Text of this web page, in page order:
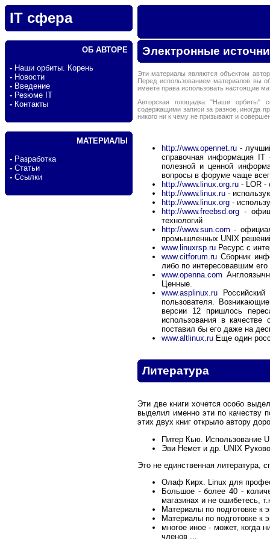
IT сфера
ОБ АВТОРЕ
- Наши орбиты. Корень
- Новости
- Введение
- Резюме IT
- Контакты
МАТЕРИАЛЫ
- Разработка
- Статьи
- Ссылки
Электронные
Эти материалы являются объектом
Перед использованием материалов вы
имеете права использовать настоящие
Авторская площадка "Наши орбиты"
содержащими записи за разное, иногда
никого ни к чему не призывают и
http://www.opennet.ru -
справочная информация
полезной и ценной
вопросы в форуме чаще
http://www.linux.org.ru - LOR -
http://www.linux.ru -
http://www.linux.org -
http://www.freebsd.org -
технологий
http://www.sun.com -
промышленных UNIX
www.linuxrsp.ru Ресурс с
www.citforum.ru Сборник
либо по интересовавшим
www.openna.com
Ценные.
www.asplinux.ru
пользователя.
версии 12 пришлось
использования в
поставил бы его даже на
www.altlinux.ru Еще один
Литература
Эти две книги хочется особо
выделил именно эти по качеству
этих двух книг открыло автору
Питер Кью. Использование
Эви Немет и др. UNIX
Это не единственная литература,
Олаф Кирх. Linux для
Большое - более 40 -
магазинах и не ошибетесь,
Материалы по подготовке к
Материалы по подготовке к
многое иное - может, когда
членов ...